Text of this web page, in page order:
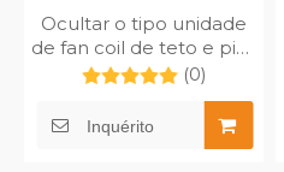
Ocultar o tipo unidade
de fan coil de teto e piso
MFP-102TA(0)
Inquérito